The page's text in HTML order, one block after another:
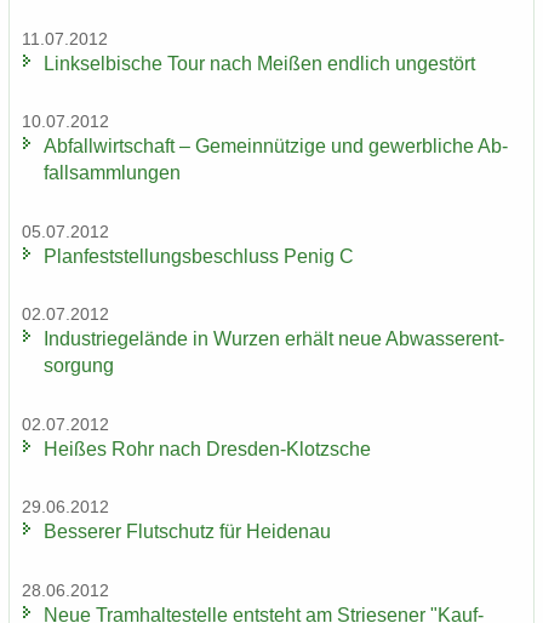
11.07.2012
Linksel­bi­sche Tour nach Mei­ßen end­lich un­ge­stört
10.07.2012
Ab­fall­wirt­schaft – Ge­mein­nüt­zi­ge und ge­werb­li­che Ab­
fall­samm­lun­gen
05.07.2012
Plan­fest­stel­lungs­be­schluss Penig C
02.07.2012
In­dus­trie­ge­län­de in Wur­zen er­hält neue Ab­was­ser­ent­
sor­gung
02.07.2012
Hei­ßes Rohr nach Dresden-​Klotzsche
29.06.2012
Bes­se­rer Flut­schutz für Hei­den­au
28.06.2012
Neue Tram­hal­te­stel­le ent­steht am Strie­se­ner "Kauf­